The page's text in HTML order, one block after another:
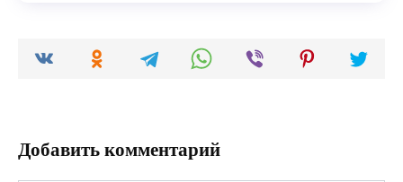
Добавить комментарий